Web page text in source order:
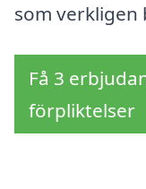
som
Få 3
förpliktelser